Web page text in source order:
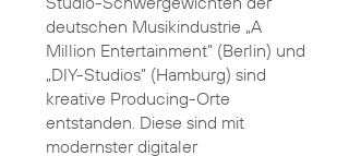
deutschen Musikindustrie „A
Million Entertainment” (Berlin) und
„DIY-Studios” (Hamburg) sind
kreative Producing-Orte
entstanden. Diese sind mit
modernster digitaler